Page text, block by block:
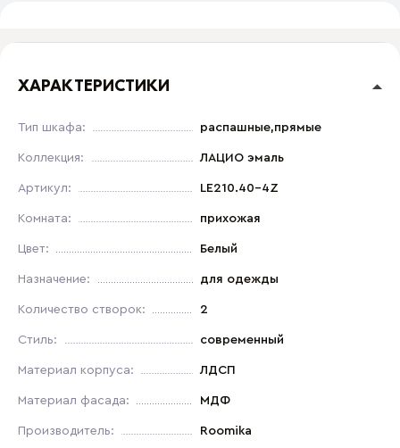
ХАРАКТЕРИСТИКИ
Тип шкафа: распашные,прямые
Коллекция: ЛАЦИО эмаль
Артикул: LE210.40-4Z
Комната: прихожая
Цвет: Белый
Назначение: для одежды
Количество створок: 2
Стиль: современный
Материал корпуса: ЛДСП
Материал фасада: МДФ
Производитель: Roomika